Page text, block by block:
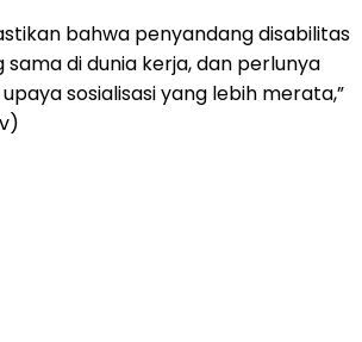
bahwa penyandang disabilitas
sama di dunia kerja, dan perlunya
sosialisasi yang lebih merata,”